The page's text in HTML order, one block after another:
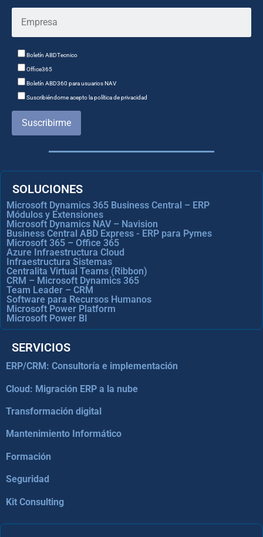
Boletín ABDTecnico
Office365
Boletín ABD360 para usuarios NAV
Suscribiéndome acepto la política de privacidad
Suscribirme
SOLUCIONES
Microsoft Dynamics 365 Business Central – ERP
Módulos y Extensiones
Microsoft Dynamics NAV – Navision
Business Central ABD Express - ERP para Pymes
Microsoft 365 – Office 365
Azure Infraestructura Cloud
Infraestructura Sistemas
Centralita Virtual Teams (Ribbon)
CRM – Microsoft Dynamics 365
Team Leader – CRM
Software para Recursos Humanos
Microsoft Power Platform
Microsoft Power BI
SERVICIOS
ERP/CRM: Consultoría e implementación
Cloud: Migración ERP a la nube
Transformación digital
Mantenimiento Informático
Formación
Seguridad
Kit Consulting